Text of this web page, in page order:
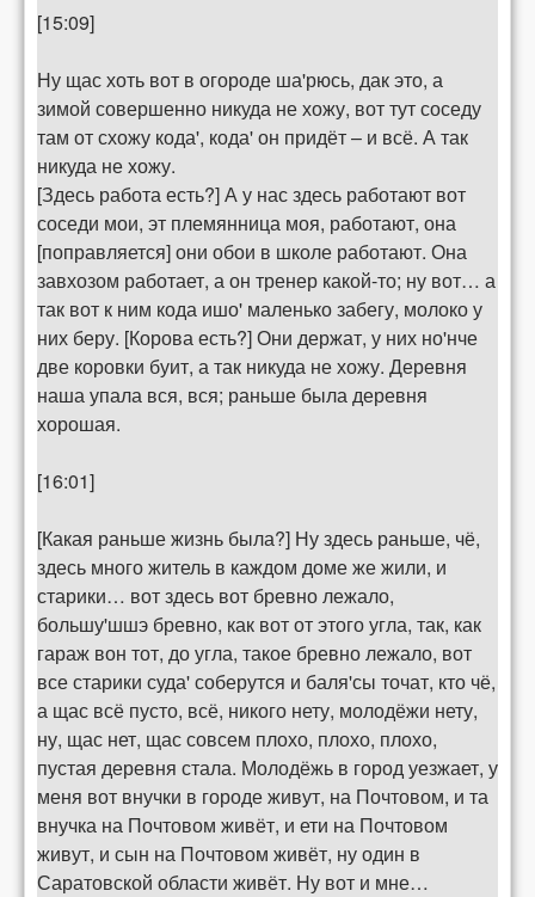
[15:09]
Ну щас хоть вот в огороде ша'рюсь, дак это, а
зимой совершенно никуда не хожу, вот тут соседу
там от схожу кода', кода' он придёт – и всё. А так
никуда не хожу.
[Здесь работа есть?] А у нас здесь работают вот
соседи мои, эт племянница моя, работают, она
[поправляется] они обои в школе работают. Она
завхозом работает, а он тренер какой-то; ну вот… а
так вот к ним кода ишо' маленько забегу, молоко у
них беру. [Корова есть?] Они держат, у них но'нче
две коровки буит, а так никуда не хожу. Деревня
наша упала вся, вся; раньше была деревня
хорошая.
[16:01]
[Какая раньше жизнь была?] Ну здесь раньше, чё,
здесь много житель в каждом доме же жили, и
старики… вот здесь вот бревно лежало,
большу'шшэ бревно, как вот от этого угла, так, как
гараж вон тот, до угла, такое бревно лежало, вот
все старики суда' соберутся и баля'сы точат, кто чё,
а щас всё пусто, всё, никого нету, молодёжи нету,
ну, щас нет, щас совсем плохо, плохо, плохо,
пустая деревня стала. Молодёжь в город уезжает, у
меня вот внучки в городе живут, на Почтовом, и та
внучка на Почтовом живёт, и ети на Почтовом
живут, и сын на Почтовом живёт, ну один в
Саратовской области живёт. Ну вот и мне…